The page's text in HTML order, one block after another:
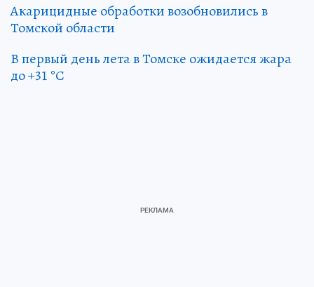
Акарицидные обработки возобновились в
Томской области
В первый день лета в Томске ожидается жара
до +31 °С